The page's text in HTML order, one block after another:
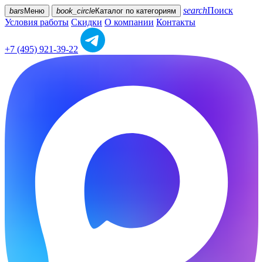
bars Меню book_circleКаталог по категориям searchПоиск
Условия работы Скидки О компании Контакты
+7 (495) 921-39-22